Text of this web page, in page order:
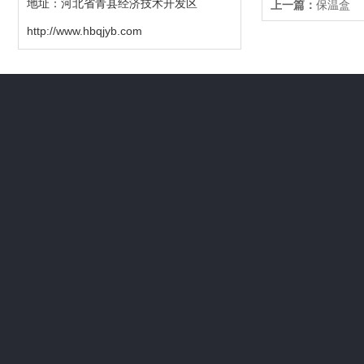
地址：河北省青县经济技术开发区
http://www.hbqjyb.com
上一篇： 保温盒